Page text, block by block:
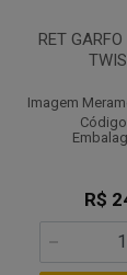
RET
Imagem
R$